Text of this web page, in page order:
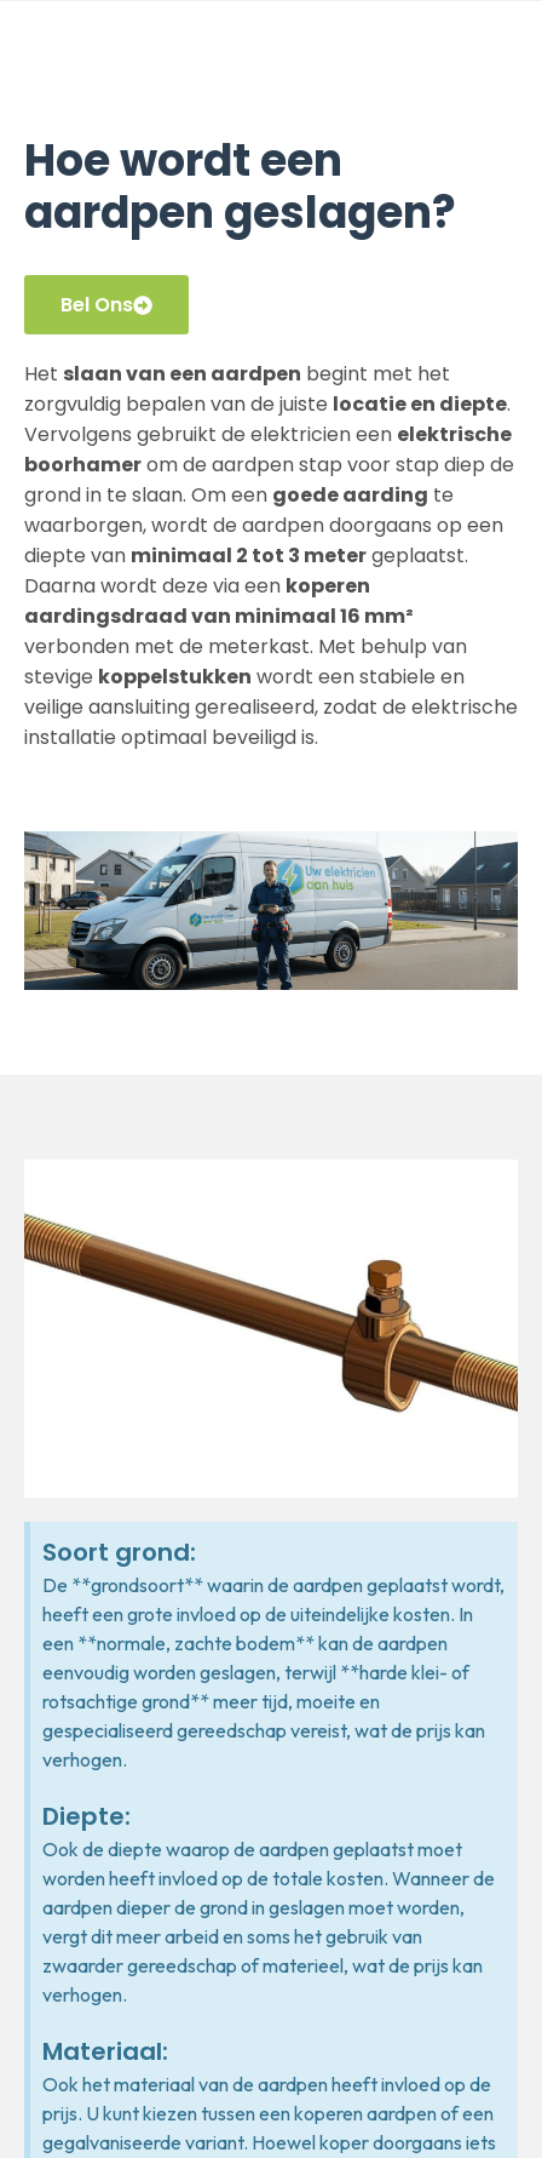
Hoe wordt een
aardpen geslagen?
Bel Ons
Het slaan van een aardpen begint met het
zorgvuldig bepalen van de juiste locatie en diepte.
Vervolgens gebruikt de elektricien een elektrische
boorhamerom de aardpen stap voor stap diep de
grond in te slaan. Om een goede aarding te
waarborgen, wordt de aardpen doorgaans op een
diepte van minimaal 2 tot 3 metergeplaatst.
Daarna wordt deze via een koperen
aardingsdraad van minimaal 16 mm²
verbonden met de meterkast. Met behulp van
stevige koppelstukken wordt een stabiele en
veilige aansluiting gerealiseerd, zodat de elektrische
installatie optimaal beveiligd is.
Soort grond:
De **grondsoort** waarin de aardpen geplaatst wordt,
heeft een grote invloed op de uiteindelijke kosten. In
een **normale, zachte bodem** kan de aardpen
eenvoudig worden geslagen, terwijl **harde klei- of
rotsachtige grond** meer tijd, moeite en
gespecialiseerd gereedschap vereist, wat de prijs kan
verhogen.
Diepte:
Ook de diepte waarop de aardpen geplaatst moet
worden heeft invloed op de totale kosten. Wanneer de
aardpen dieper de grond in geslagen moet worden,
vergt dit meer arbeid en soms het gebruik van
zwaarder gereedschap of materieel, wat de prijs kan
verhogen.
Materiaal:
Ook het materiaal van de aardpen heeft invloed op de
prijs. U kunt kiezen tussen een koperen aardpen of een
gegalvaniseerde variant. Hoewel koper doorgaans iets